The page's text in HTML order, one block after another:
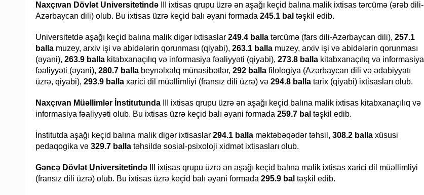
Naxçıvan Dövlət Universitetində III ixtisas qrupu üzrə ən aşağı keçid balına malik ixtisas tərcümə (ərəb dili-
Azərbaycan dili) olub. Bu ixtisas üzrə keçid balı əyani formada 245.1 bal təşkil edib.
Universitetdə aşağı keçid balına malik digər ixtisaslar 249.4 balla tərcümə (fars dili-Azərbaycan dili), 257.1
balla muzey, arxiv işi və abidələrin qorunması (qiyabi), 263.1 balla muzey, arxiv işi və abidələrin qorunması
(əyani), 263.9 balla kitabxanaçılıq və informasiya fəaliyyəti (qiyabi), 273.8 balla kitabxanaçılıq və informasiya
fəaliyyəti (əyani), 280.7 balla beynəlxalq münasibətlər, 292 balla filologiya (Azərbaycan dili və ədəbiyyatı
üzrə, qiyabi), 293.9 balla xarici dil müəllimliyi (fransız dili üzrə) və 294.8 balla tarix (qiyabi) ixtisasları olub.
Naxçıvan Müəllimlər İnstitutunda III ixtisas qrupu üzrə ən aşağı keçid balına malik ixtisas kitabxanaçılıq və
informasiya fəaliyyəti olub. Bu ixtisas üzrə keçid balı əyani formada 259.7 bal təşkil edib.
İnstitutda aşağı keçid balına malik digər ixtisaslar 294.1 balla məktəbəqədər təhsil, 308.2 balla xüsusi
pedaqogika və 329.7 balla təhsildə sosial-psixoloji xidmət ixtisasları olub.
Gəncə Dövlət Universitetində
III ixtisas qrupu üzrə ən aşağı keçid balına malik ixtisas xarici dil müəllimliyi
(fransız dili üzrə) olub. Bu ixtisas üzrə keçid balı əyani formada 295.9 bal təşkil edib.